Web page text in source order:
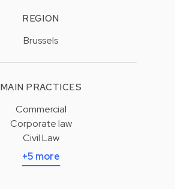
REGION
Brussels
MAIN PRACTICES
Commercial
Corporate law
Civil Law
+5 more